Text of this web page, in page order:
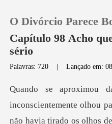
Loja
O Divórcio Parece
Capítulo 98 Acho
sério
Palavras: 720 |Lançado em:
o os olhos